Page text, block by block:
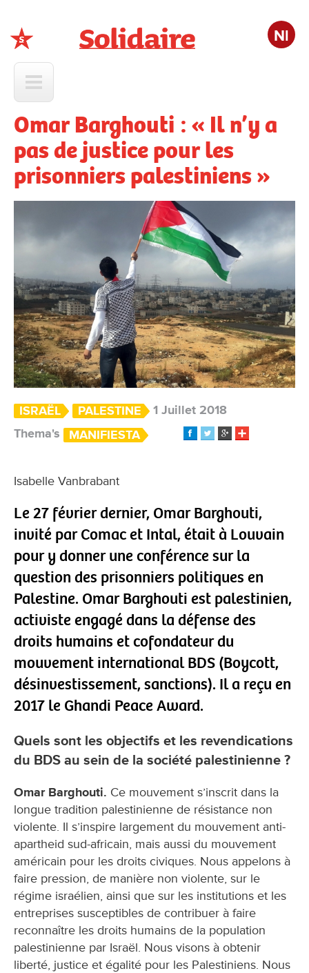
Nl
Omar Barghouti : « Il n’y a
pas de justice pour les
prisonniers palestiniens »
ISRAËL PALESTINE
1 Juillet 2018
Thema's
MANIFIESTA
Isabelle Vanbrabant
Le 27 février dernier, Omar Barghouti,
invité par Comac et Intal, était à Louvain
pour y donner une conférence sur la
question des prisonniers politiques en
Palestine. Omar Barghouti est palestinien,
activiste engagé dans la défense des
droits humains et cofondateur du
mouvement international BDS (Boycott,
désinvestissement, sanctions). Il a reçu en
2017 le Ghandi Peace Award.
Quels sont les objectifs et les revendications
du BDS au sein de la société palestinienne ?
Omar Barghouti. Ce mouvement s’inscrit dans la
longue tradition palestinienne de résistance non
violente. Il s’inspire largement du mouvement anti-
apartheid sud-africain, mais aussi du mouvement
américain pour les droits civiques. Nous appelons à
faire pression, de manière non violente, sur le
régime israélien, ainsi que sur les institutions et les
entreprises susceptibles de contribuer à faire
reconnaître les droits humains de la population
palestinienne par Israël. Nous visons à obtenir
liberté, justice et égalité pour les Palestiniens. Nous